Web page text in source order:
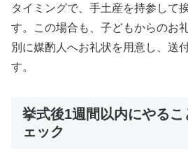
タイミングで、手土産を持参して
す。この場合も、子どもからのお
別に媒酌人へお礼状を用意し、送
す。
挙式後1週間以内にやる
ェック